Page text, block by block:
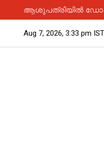
ആശുപത്രിയിൽ
Aug 7, 2026, 3:33 pm IST